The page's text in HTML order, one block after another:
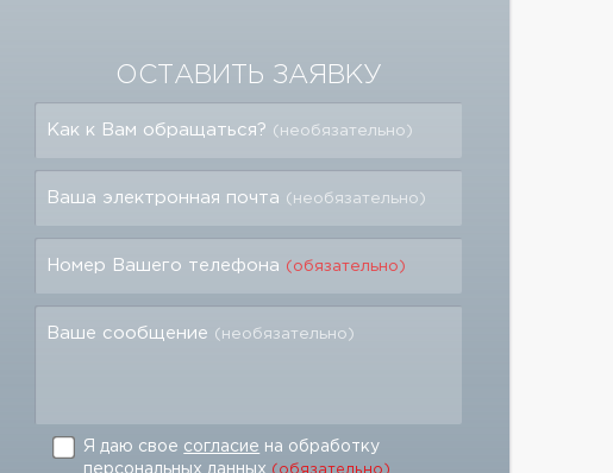
ОСТАВИТЬ ЗАЯВКУ
Как к Вам обращаться? (необязательно)
Ваша электронная почта (необязательно)
Номер Вашего телефона (обязательно)
Ваше сообщение (необязательно)
Я даю свое согласие на обработку
персональных данных (обязательно)